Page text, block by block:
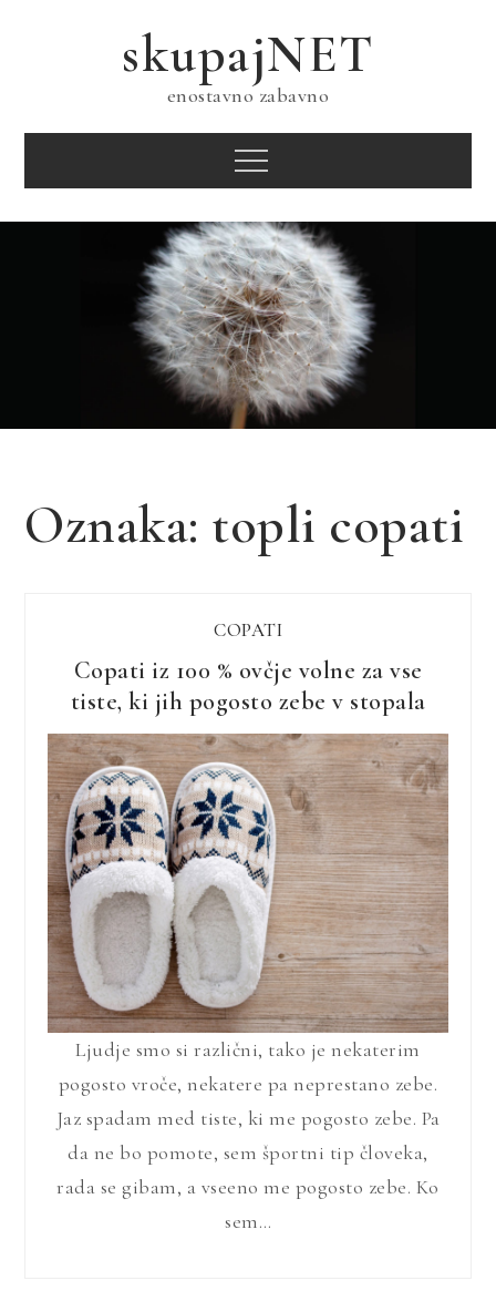
skupajNET
enostavno zabavno
Menu
Oznaka: topli copati
COPATI
Copati iz 100 % ovčje volne za vse
tiste, ki jih pogosto zebe v stopala
Ljudje smo si različni, tako je nekaterim
pogosto vroče, nekatere pa neprestano zebe.
Jaz spadam med tiste, ki me pogosto zebe. Pa
da ne bo pomote, sem športni tip človeka,
rada se gibam, a vseeno me pogosto zebe. Ko
sem…